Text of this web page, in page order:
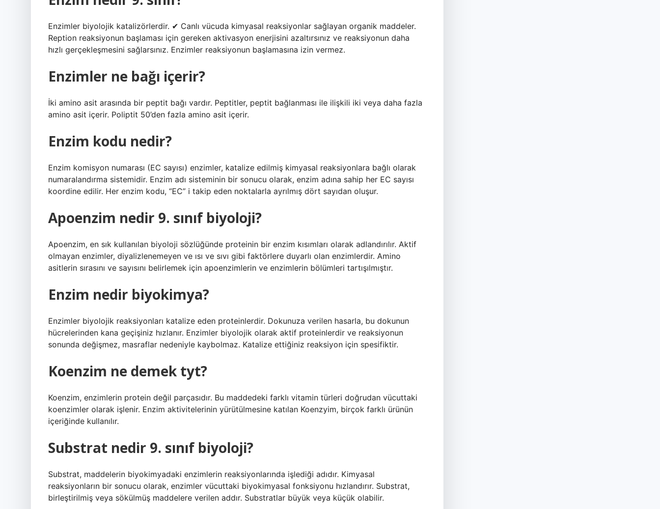
Enzimler biyolojik katalizörlerdir. ✔ Canlı vücuda kimyasal reaksiyonlar sağlayan organik maddeler.
Reption reaksiyonun başlaması için gereken aktivasyon enerjisini azaltırsınız ve reaksiyonun daha
hızlı gerçekleşmesini sağlarsınız. Enzimler reaksiyonun başlamasına izin vermez.
Enzimler ne bağı içerir?
İki amino asit arasında bir peptit bağı vardır. Peptitler, peptit bağlanması ile ilişkili iki veya daha fazla
amino asit içerir. Poliptit 50’den fazla amino asit içerir.
Enzim kodu nedir?
Enzim komisyon numarası (EC sayısı) enzimler, katalize edilmiş kimyasal reaksiyonlara bağlı olarak
numaralandırma sistemidir. Enzim adı sisteminin bir sonucu olarak, enzim adına sahip her EC sayısı
koordine edilir. Her enzim kodu, “EC” i takip eden noktalarla ayrılmış dört sayıdan oluşur.
Apoenzim nedir 9. sınıf biyoloji?
Apoenzim, en sık kullanılan biyoloji sözlüğünde proteinin bir enzim kısımları olarak adlandırılır. Aktif
olmayan enzimler, diyalizlenemeyen ve ısı ve sıvı gibi faktörlere duyarlı olan enzimlerdir. Amino
asitlerin sırasını ve sayısını belirlemek için apoenzimlerin ve enzimlerin bölümleri tartışılmıştır.
Enzim nedir biyokimya?
Enzimler biyolojik reaksiyonları katalize eden proteinlerdir. Dokunuza verilen hasarla, bu dokunun
hücrelerinden kana geçişiniz hızlanır. Enzimler biyolojik olarak aktif proteinlerdir ve reaksiyonun
sonunda değişmez, masraflar nedeniyle kaybolmaz. Katalize ettiğiniz reaksiyon için spesifiktir.
Koenzim ne demek tyt?
Koenzim, enzimlerin protein değil parçasıdır. Bu maddedeki farklı vitamin türleri doğrudan vücuttaki
koenzimler olarak işlenir. Enzim aktivitelerinin yürütülmesine katılan Koenzyim, birçok farklı ürünün
içeriğinde kullanılır.
Substrat nedir 9. sınıf biyoloji?
Substrat, maddelerin biyokimyadaki enzimlerin reaksiyonlarında işlediği adıdır. Kimyasal
reaksiyonların bir sonucu olarak, enzimler vücuttaki biyokimyasal fonksiyonu hızlandırır. Substrat,
birleştirilmiş veya sökülmüş maddelere verilen addır. Substratlar büyük veya küçük olabilir.